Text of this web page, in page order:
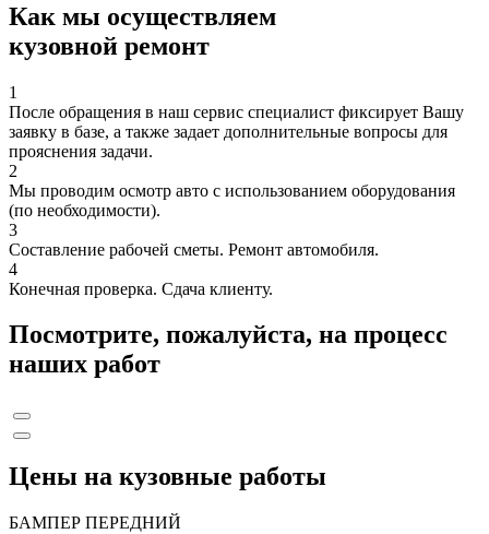
Как мы осуществляем
кузовной ремонт
1
После обращения в наш сервис специалист фиксирует Вашу
заявку в базе, а также задает дополнительные вопросы для
прояснения задачи.
2
Мы проводим осмотр авто с использованием оборудования
(по необходимости).
3
Составление рабочей сметы. Ремонт автомобиля.
4
Конечная проверка. Сдача клиенту.
Посмотрите, пожалуйста, на процесс
наших работ
Цены на кузовные работы
БАМПЕР ПЕРЕДНИЙ